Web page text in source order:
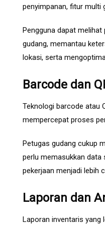
penyimpanan, fitur multi
Pengguna dapat
gudang, memantau
lokasi, serta
Barcode dan
Teknologi barcode atau
mempercepat proses
Petugas gudang cukup
perlu memasukkan data
pekerjaan menjadi lebih
Laporan dan
Laporan inventaris yang